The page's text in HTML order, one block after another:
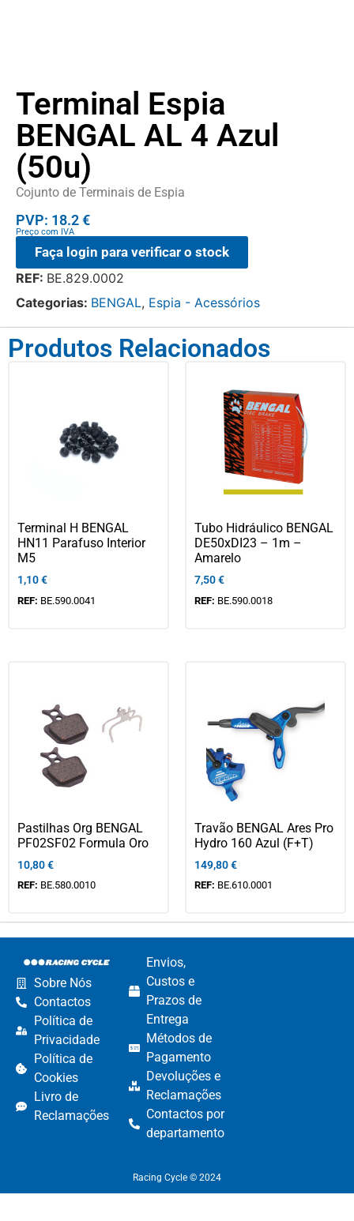
Terminal Espia
BENGAL AL 4 Azul
(50u)
Cojunto de Terminais de Espia
PVP: 18.2 €
Preço com IVA
Faça login para verificar o stock
REF: BE.829.0002
Categorias: BENGAL, Espia - Acessórios
Produtos Relacionados
Terminal H BENGAL
HN11 Parafuso Interior
M5
1,10€
REF: BE.590.0041
Tubo Hidráulico BENGAL
DE50xDI23 – 1m –
Amarelo
7,50€
REF: BE.590.0018
Pastilhas Org BENGAL
PF02SF02 Formula Oro
10,80€
REF: BE.580.0010
Travão BENGAL Ares Pro
Hydro 160 Azul (F+T)
149,80€
REF: BE.610.0001
Sobre Nós
Contactos
Política de
Privacidade
Política de
Cookies
Livro de
Reclamações
Envios,
Custos e
Prazos de
Entrega
Métodos de
Pagamento​
Devoluções e
Reclamações​
Contactos por
departamento​
Racing Cycle © 2024